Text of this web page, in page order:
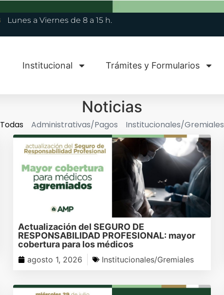
Lunes a Viernes de 8 a 15 h.
Institucional Trámites y Formularios
Noticias
Administrativas/Pagos Institucionales/Gremiales
Todas
Actualización del SEGURO DE
RESPONSABILIDAD PROFESIONAL: mayor
cobertura para los médicos
agosto 1, 2026 Institucionales/Gremiales